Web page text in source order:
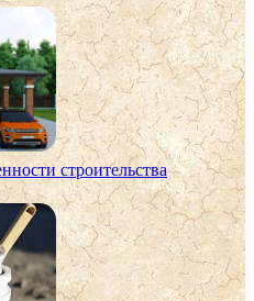
строительства